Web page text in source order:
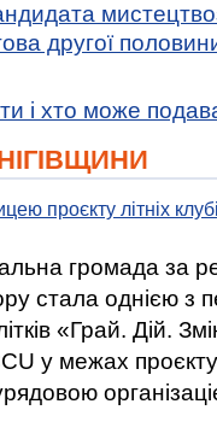
другої
і хто може
проєкту літніх
громада за
стала однією
«Грай. Дій.
у межах